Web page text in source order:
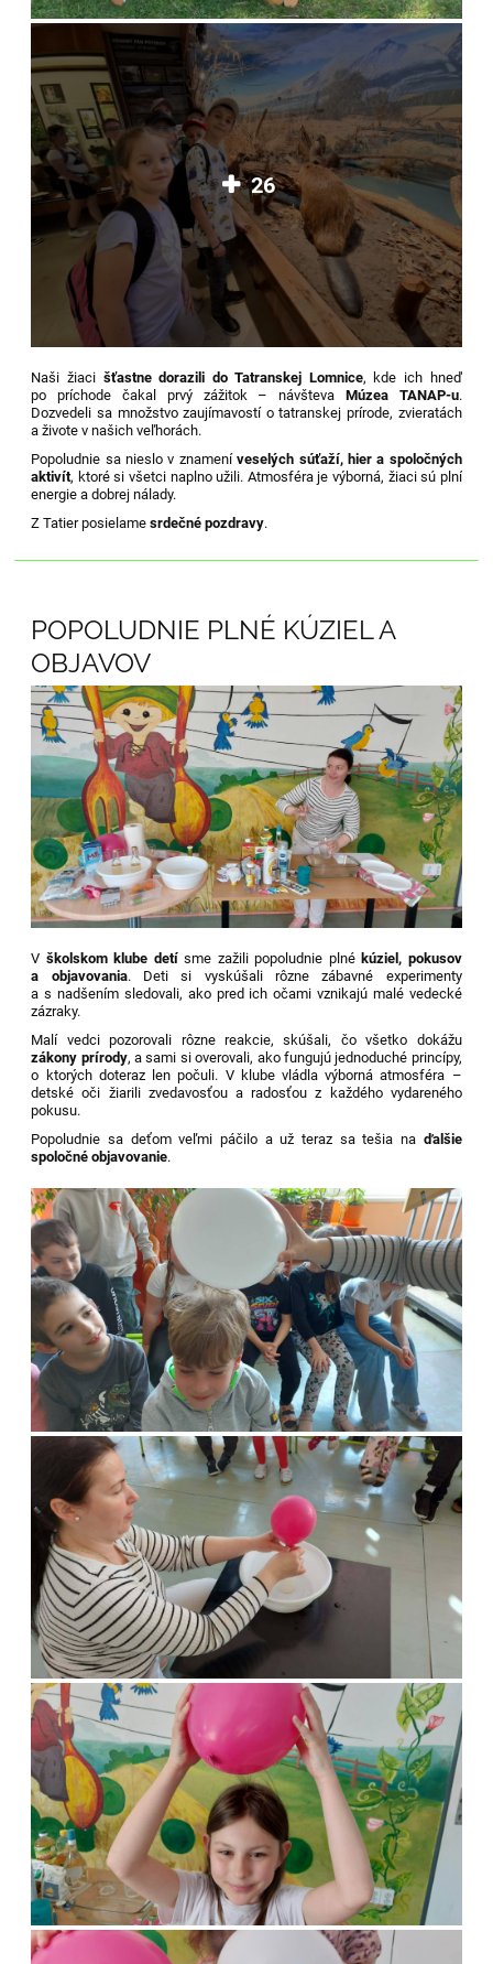
26
Naši žiaci šťastne dorazili do Tatranskej Lomnice, kde ich hneď
po príchode čakal prvý zážitok – návšteva Múzea TANAP-u.
Dozvedeli sa množstvo zaujímavostí o tatranskej prírode, zvieratách
a živote v našich veľhorách.
Popoludnie sa nieslo v znameníveselých súťaží, hier a spoločných
aktivít, ktoré si všetci naplno užili. Atmosféra je výborná, žiaci sú plní
energie a dobrej nálady.
Z Tatier posielamesrdečné pozdravy.
POPOLUDNIE PLNÉ KÚZIEL A
OBJAVOV
V školskom klube detísme zažili popoludnie plné kúziel, pokusov
a objavovania. Deti si vyskúšali rôzne zábavné experimenty
a s nadšením sledovali, ako pred ich očami vznikajú malé vedecké
zázraky.
Malí vedci pozorovali rôzne reakcie, skúšali, čo všetko dokážu
zákony prírody, a sami si overovali, ako fungujú jednoduché princípy,
o ktorých doteraz len počuli. V klube vládla výborná atmosféra –
detské oči žiarili zvedavosťou a radosťou z každého vydareného
pokusu.
Popoludnie sa deťom veľmi páčilo a už teraz sa tešia na ďalšie
spoločné objavovanie.